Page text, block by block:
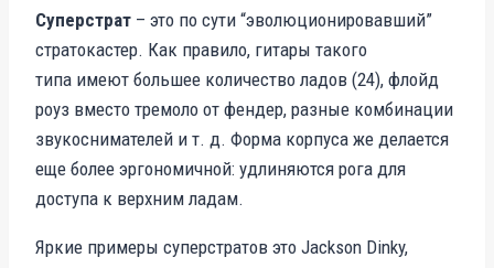
Суперстрат – это по сути “эволюционировавший”
стратокастер. Как правило, гитары такого
типа имеют большее количество ладов (24), флойд
роуз вместо тремоло от фендер, разные комбинации
звукоснимателей и т. д. Форма корпуса же делается
еще более эргономичной: удлиняются рога для
доступа к верхним ладам.
Яркие примеры суперстратов это Jackson Dinky,